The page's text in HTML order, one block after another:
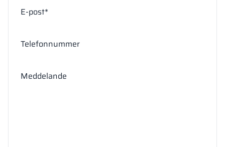
E-post*
Telefonnummer
Meddelande